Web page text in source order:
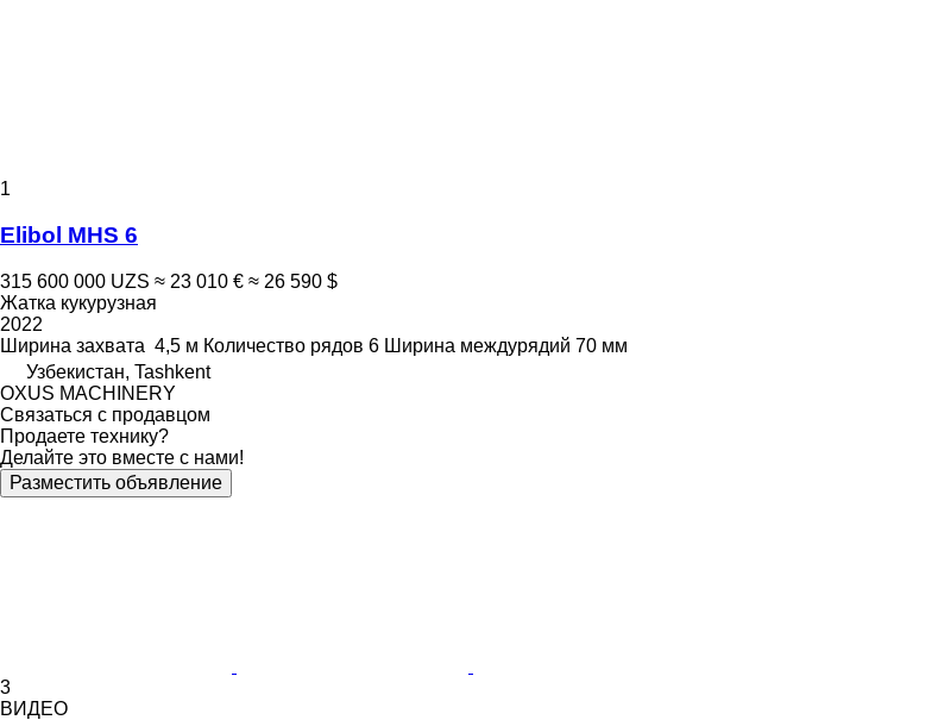
1
Elibol MHS 6
315 600 000 UZS ≈ 23 010 € ≈ 26 590 $
Жатка кукурузная
2022
Ширина захвата 4,5 м Количество рядов 6 Ширина междурядий 70 мм
Узбекистан, Tashkent
OXUS MACHINERY
Связаться с продавцом
Продаете технику?
Делайте это вместе с нами!
Разместить объявление
3
ВИДЕО